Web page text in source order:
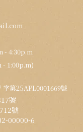
- 4:30p.m
- 1:00p.m)
第25APL0001669號
號
號
00000-6